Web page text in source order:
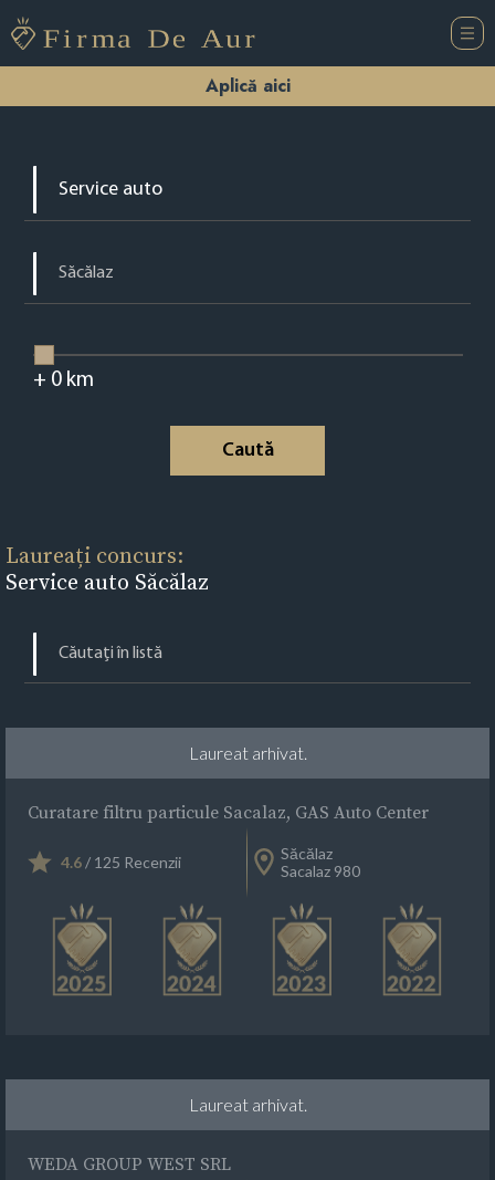
Aplică aici
+ 0km
Caută
Laureați concurs:
Service auto Săcălaz
Laureat arhivat.
Curatare filtru particule Sacalaz, GAS Auto Center
4.6/ 125 Recenzii
Săcălaz
Sacalaz 980
Laureat arhivat.
WEDA GROUP WEST SRL